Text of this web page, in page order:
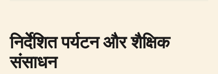
निर्देशित पर्यटन और शैक्षिक
संसाधन